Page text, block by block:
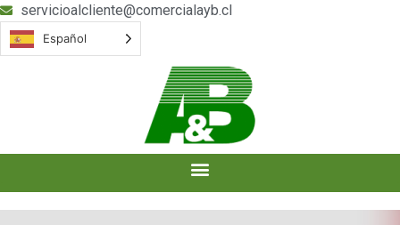
servicioalcliente@comercialayb.cl
Español